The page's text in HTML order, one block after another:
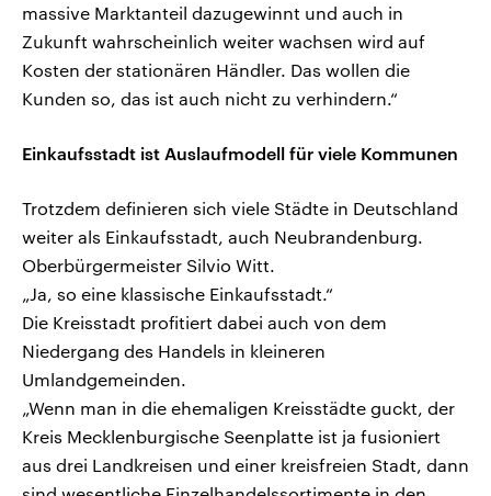
massive Marktanteil dazugewinnt und auch in
Zukunft wahrscheinlich weiter wachsen wird auf
Kosten der stationären Händler. Das wollen die
Kunden so, das ist auch nicht zu verhindern.“
Einkaufsstadt ist Auslaufmodell für viele Kommunen
Trotzdem definieren sich viele Städte in Deutschland
weiter als Einkaufsstadt, auch Neubrandenburg.
Oberbürgermeister Silvio Witt.
„Ja, so eine klassische Einkaufsstadt.“
Die Kreisstadt profitiert dabei auch von dem
Niedergang des Handels in kleineren
Umlandgemeinden.
„Wenn man in die ehemaligen Kreisstädte guckt, der
Kreis Mecklenburgische Seenplatte ist ja fusioniert
aus drei Landkreisen und einer kreisfreien Stadt, dann